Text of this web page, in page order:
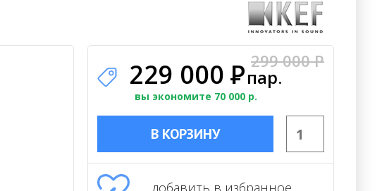
229 000 Рпар.
299 000 P
вы экономите 70 000 р.
В КОРЗИНУ